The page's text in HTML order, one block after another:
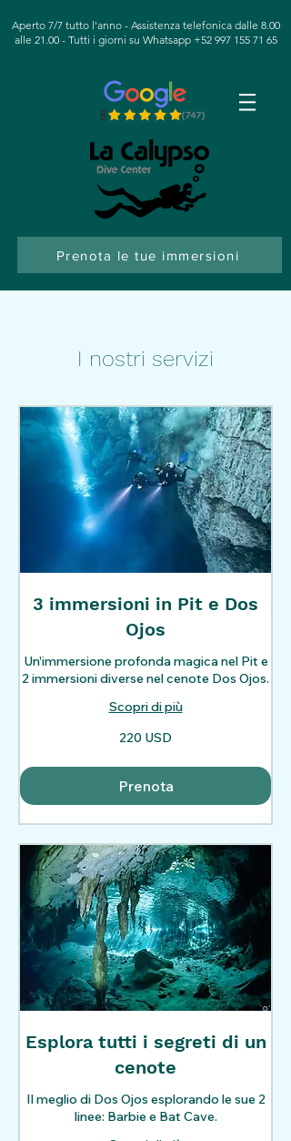
Aperto 7/7 tutto l'anno - Assistenza telefonica dalle 8.00
alle 21.00 - Tutti i giorni su Whatsapp +52 997 155 71 65
Prenota le tue immersioni
I nostri servizi
3 immersioni in Pit e Dos
Ojos
Un'immersione profonda magica nel Pit e
2 immersioni diverse nel cenote Dos Ojos.
Scopri di più
220 USD
Prenota
Esplora tutti i segreti di un
cenote
Il meglio di Dos Ojos esplorando le sue 2
linee: Barbie e Bat Cave.